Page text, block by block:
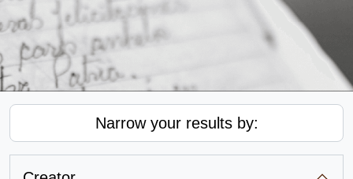
Narrow your results by: